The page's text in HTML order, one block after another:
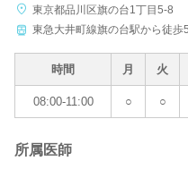
東京都品川区旗の台1丁目5-8
東急大井町線旗の台駅から徒歩
時間 月 火
08:00-11:00 ○ ○
所属医師